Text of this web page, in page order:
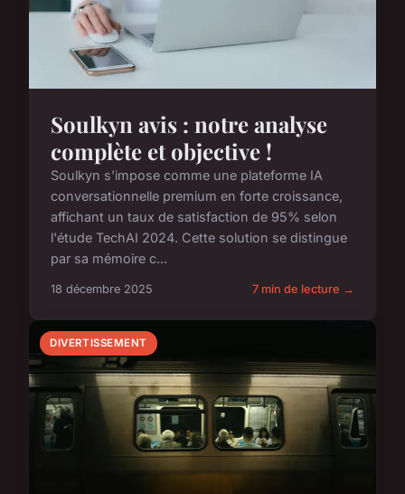
Soulkyn avis : notre analyse
complète et objective !
Soulkyn s'impose comme une plateforme IA
conversationnelle premium en forte croissance,
affichant un taux de satisfaction de 95% selon
l'étude TechAI 2024. Cette solution se distingue
par sa mémoire c...
18 décembre 2025 7 min de lecture →
DIVERTISSEMENT